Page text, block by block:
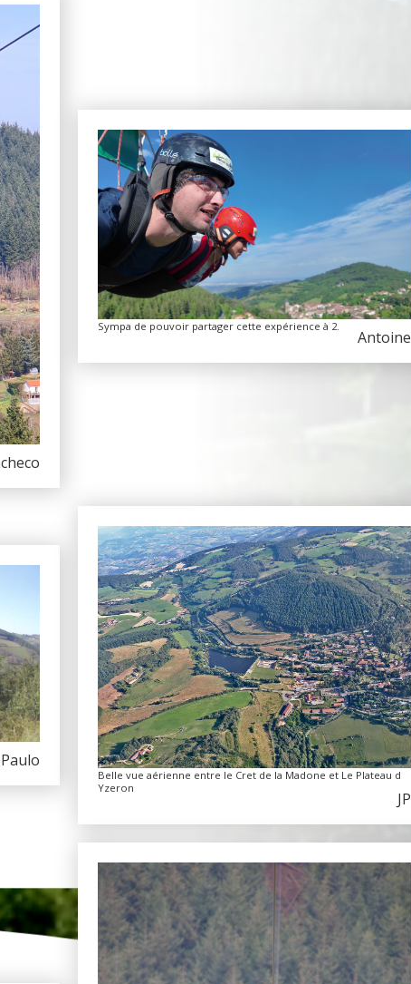
Sympa de pouvoir partager cette expérience à 2.
Antoine
Paulo
Belle vue aérienne entre le Cret de la Madone et Le Plateau d
Yzeron
JP